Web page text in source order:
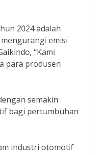
2024 adalah
emisi
“Kami
para produsen
semakin
bagi pertumbuhan
industri otomotif